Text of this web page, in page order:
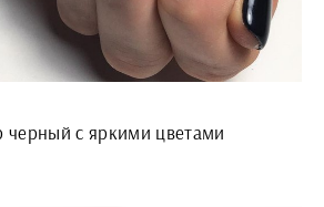
с яркими цветами